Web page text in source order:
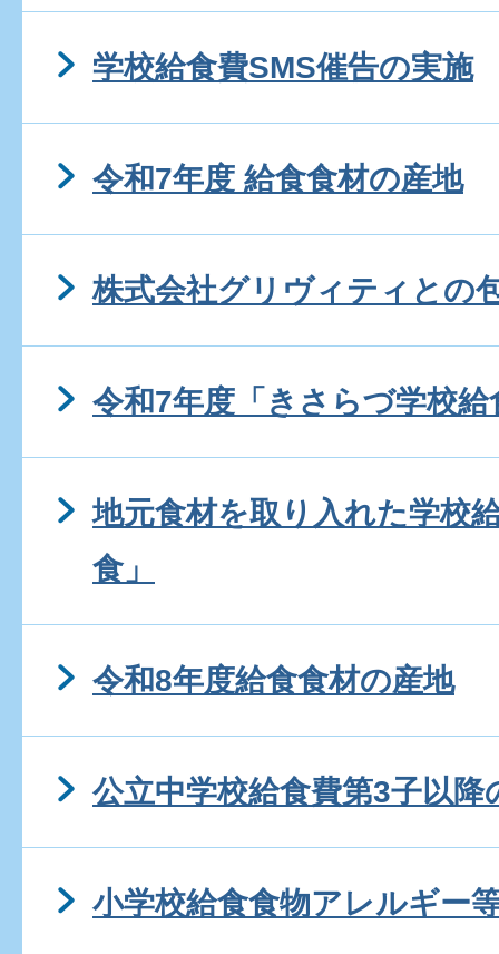
学校給食費SMS催告の実施
令和7年度 給食食材の産地
株式会社グリヴィティとの
令和7年度「きさらづ学校
地元食材を取り入れた学校
食」
令和8年度給食食材の産地
公立中学校給食費第3子以降
小学校給食食物アレルギー